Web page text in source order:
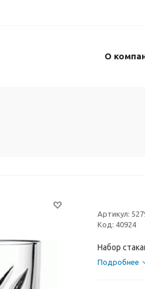
О
Артикул:
Код: 40924
Набор
Подробнее